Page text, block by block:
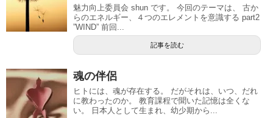
魅力向上委員会 shun です。 今回のテーマは、 古か
らのエネルギー、４つのエレメントを意識する part2
”WIND” 前回...
記事を読む
魂の伴侶
ヒトには、魂が存在する。 だがそれは、いつ、だれ
に教わったのか。 教育課程で聞いた記憶は全くな
い。 日本人として生まれ、幼少期から...